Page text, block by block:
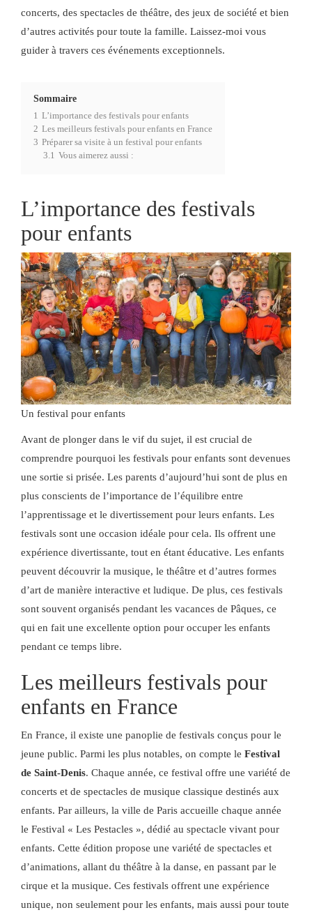
concerts, des spectacles de théâtre, des jeux de société et bien
d’autres activités pour toute la famille. Laissez-moi vous
guider à travers ces événements exceptionnels.
Sommaire
1 L’importance des festivals pour enfants
2 Les meilleurs festivals pour enfants en France
3 Préparer sa visite à un festival pour enfants
3.1 Vous aimerez aussi :
L’importance des festivals
pour enfants
Un festival pour enfants
Avant de plonger dans le vif du sujet, il est crucial de
comprendre pourquoi les festivals pour enfants sont devenues
une sortie si prisée. Les parents d’aujourd’hui sont de plus en
plus conscients de l’importance de l’équilibre entre
l’apprentissage et le divertissement pour leurs enfants. Les
festivals sont une occasion idéale pour cela. Ils offrent une
expérience divertissante, tout en étant éducative. Les enfants
peuvent découvrir la musique, le théâtre et d’autres formes
d’art de manière interactive et ludique. De plus, ces festivals
sont souvent organisés pendant les vacances de Pâques, ce
qui en fait une excellente option pour occuper les enfants
pendant ce temps libre.
Les meilleurs festivals pour
enfants en France
En France, il existe une panoplie de festivals conçus pour le
jeune public. Parmi les plus notables, on compte le Festival
de Saint-Denis. Chaque année, ce festival offre une variété de
concerts et de spectacles de musique classique destinés aux
enfants. Par ailleurs, la ville de Paris accueille chaque année
le Festival « Les Pestacles », dédié au spectacle vivant pour
enfants. Cette édition propose une variété de spectacles et
d’animations, allant du théâtre à la danse, en passant par le
cirque et la musique. Ces festivals offrent une expérience
unique, non seulement pour les enfants, mais aussi pour toute